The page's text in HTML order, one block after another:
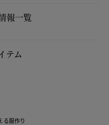
報一覧
テム
る服作り